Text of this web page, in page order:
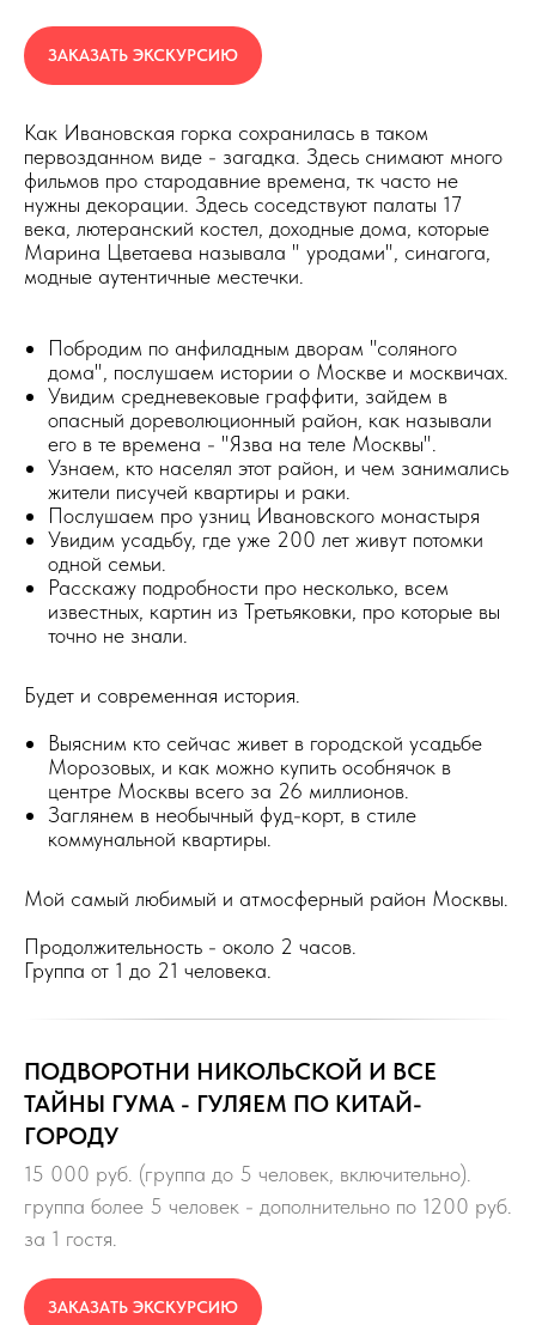
ЗАКАЗАТЬ ЭКСКУРСИЮ
Как Ивановская горка сохранилась в таком
первозданном виде - загадка. Здесь снимают много
фильмов про стародавние времена, тк часто не
нужны декорации. Здесь соседствуют палаты 17
века, лютеранский костел, доходные дома, которые
Марина Цветаева называла " уродами", синагога,
модные аутентичные местечки.
Побродим по анфиладным дворам "соляного
дома", послушаем истории о Москве и москвичах.
Увидим средневековые граффити, зайдем в
опасный дореволюционный район, как называли
его в те времена - "Язва на теле Москвы".
Узнаем, кто населял этот район, и чем занимались
жители писучей квартиры и раки.
Послушаем про узниц Ивановского монастыря
Увидим усадьбу, где уже 200 лет живут потомки
одной семьи.
Расскажу подробности про несколько, всем
известных, картин из Третьяковки, про которые вы
точно не знали.
Будет и современная история.
Выясним кто сейчас живет в городской усадьбе
Морозовых, и как можно купить особнячок в
центре Москвы всего за 26 миллионов.
Заглянем в необычный фуд-корт, в стиле
коммунальной квартиры.
Мой самый любимый и атмосферный район Москвы.
Продолжительность - около 2 часов.
Группа от 1 до 21 человека.
ПОДВОРОТНИ НИКОЛЬСКОЙ И ВСЕ
ТАЙНЫ ГУМА - ГУЛЯЕМ ПО КИТАЙ-
ГОРОДУ
15 000 руб. (группа до 5 человек, включительно).
группа более 5 человек - дополнительно по 1200 руб.
за 1 гостя.
ЗАКАЗАТЬ ЭКСКУРСИЮ